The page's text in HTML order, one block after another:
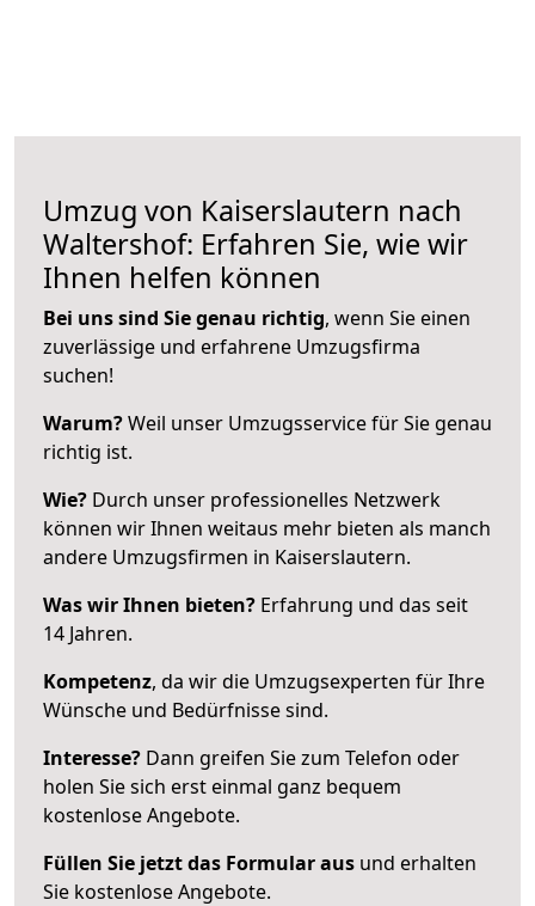
Umzug von Kaiserslautern nach
Waltershof: Erfahren Sie, wie wir
Ihnen helfen können
Bei uns sind Sie genau richtig, wenn Sie einen
zuverlässige und erfahrene Umzugsfirma
suchen!
Warum?Weil unser Umzugsservice für Sie genau
richtig ist.
Wie? Durch unser professionelles Netzwerk
können wir Ihnen weitaus mehr bieten als manch
andere Umzugsfirmen in Kaiserslautern.
Was wir Ihnen bieten? Erfahrung und das seit
14 Jahren.
Kompetenz, da wir die Umzugsexperten für Ihre
Wünsche und Bedürfnisse sind.
Interesse? Dann greifen Sie zum Telefon oder
holen Sie sich erst einmal ganz bequem
kostenlose Angebote.
Füllen Sie jetzt das Formular aus und erhalten
Sie kostenlose Angebote.